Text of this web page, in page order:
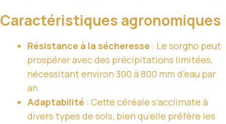
Caractéristiques agronomiques
Résistance à la sécheresse : Le sorgho peut
prospérer avec des précipitations limitées,
nécessitant environ 300 à 800 mm d’eau par
an.
Adaptabilité : Cette céréale s’acclimate à
divers types de sols, bien qu’elle préfère les